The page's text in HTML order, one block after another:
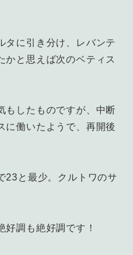
タに引き分け、レバンテ
かと思えば次のベティス
もしたものですが、中断
に働いたようで、再開後
23と最少。クルトワのサ
調も絶好調です！